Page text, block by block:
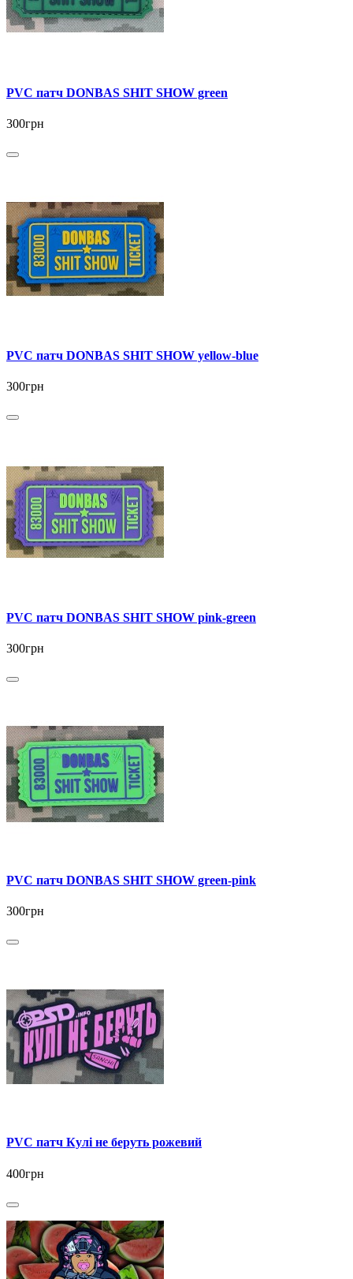
PVC патч DONBAS SHIT SHOW green
300грн
PVC патч DONBAS SHIT SHOW yellow-blue
300грн
PVC патч DONBAS SHIT SHOW pink-green
300грн
PVC патч DONBAS SHIT SHOW green-pink
300грн
PVC патч Кулі не беруть рожевий
400грн